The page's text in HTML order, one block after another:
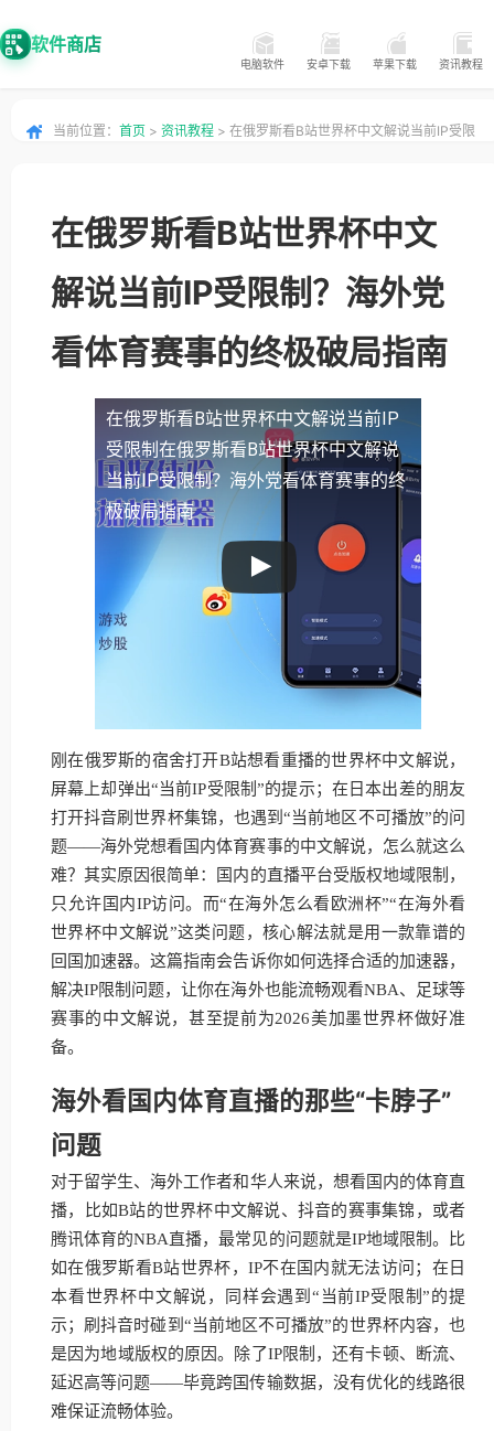
软件商店
电脑软件 安卓下载 苹果下载 资讯教程
当前位置： 首页 > 资讯教程 > 在俄罗斯看B站世界杯中文解说当前IP受限
在俄罗斯看B站世界杯中文
解说当前IP受限制？海外党
看体育赛事的终极破局指南
在俄罗斯看B站世界杯中文解说当前IP
受限制 在俄罗斯看B站世界杯中文解说
当前IP受限制？海外党看体育赛事的终
极破局指南
刚在俄罗斯的宿舍打开B站想看重播的世界杯中文解说，
屏幕上却弹出“当前IP受限制”的提示；在日本出差的朋友
打开抖音刷世界杯集锦，也遇到“当前地区不可播放”的问
题——海外党想看国内体育赛事的中文解说，怎么就这么
难？其实原因很简单：国内的直播平台受版权地域限制，
只允许国内IP访问。而“在海外怎么看欧洲杯”“在海外看
世界杯中文解说”这类问题，核心解法就是用一款靠谱的
回国加速器。这篇指南会告诉你如何选择合适的加速器，
解决IP限制问题，让你在海外也能流畅观看NBA、足球等
赛事的中文解说，甚至提前为2026美加墨世界杯做好准
备。
海外看国内体育直播的那些“卡脖子”
问题
对于留学生、海外工作者和华人来说，想看国内的体育直
播，比如B站的世界杯中文解说、抖音的赛事集锦，或者
腾讯体育的NBA直播，最常见的问题就是IP地域限制。比
如在俄罗斯看B站世界杯，IP不在国内就无法访问；在日
本看世界杯中文解说，同样会遇到“当前IP受限制”的提
示；刷抖音时碰到“当前地区不可播放”的世界杯内容，也
是因为地域版权的原因。除了IP限制，还有卡顿、断流、
延迟高等问题——毕竟跨国传输数据，没有优化的线路很
难保证流畅体验。